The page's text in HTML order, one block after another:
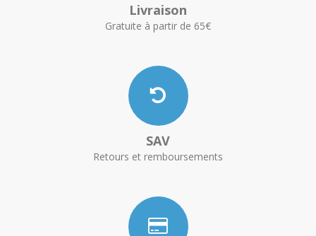
Livraison
Gratuite à partir de 65€
SAV
Retours et remboursements